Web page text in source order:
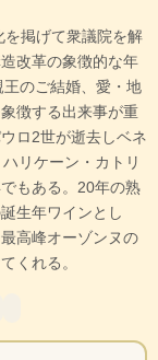
掲げて衆議院を解
改革の象徴的な年
のご結婚、愛・地
徴する出来事が重
ロ2世が逝去しベネ
リケーン・カトリ
もある。20年の熟
生年ワインとし
高峰オーゾンヌの
くれる。